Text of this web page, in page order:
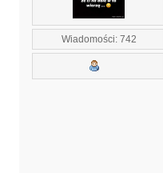
Wiadomości: 742